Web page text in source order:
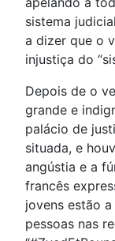
sistema
a dizer que o
injustiça do
Depois de o
grande e
palácio de
situada, e
angústia e a
francês
jovens estão
pessoas nas